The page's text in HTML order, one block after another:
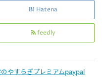
Hatena
feedly
やすらぎプレミアムpaypal